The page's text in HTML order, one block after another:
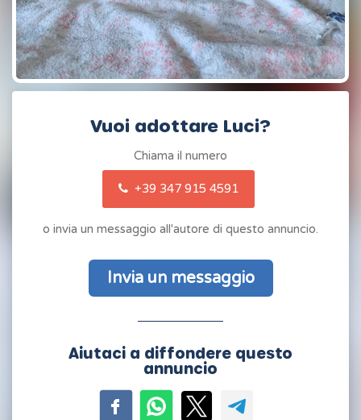
Vuoi adottare Luci?
Chiama il numero
+39 347 915 4591
o invia un messaggio all'autore di questo annuncio.
Invia un messaggio
Aiutaci a diffondere questo
annuncio